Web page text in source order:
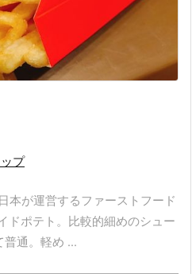
プ
本が運営するファーストフード
ドポテト。比較的細めのシュー
普通。軽め ...